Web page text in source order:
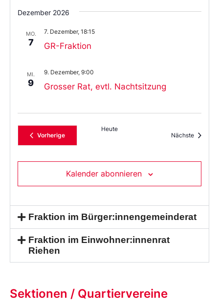
Dezember 2026
MO.
7 GR-Fraktion
7. Dezember, 18:15
MI.
9 Grosser Rat, evtl. Nachtsitzung
9. Dezember, 9:00
VorherigeVeranstaltungen
Heute
Nächste
Kalender abonnieren
Fraktion im Bürger:innengemeinderat
Fraktion im Einwohner:innenrat
Riehen
Sektionen / Quartiervereine